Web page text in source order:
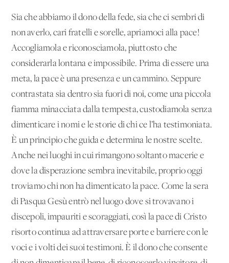
Sia che abbiamo il dono della fede, sia che ci sembri di
non averlo, cari fratelli e sorelle, apriamoci alla pace!
Accogliamola e riconosciamola, piuttosto che
considerarla lontana e impossibile. Prima di essere una
meta, la pace è una presenza e un cammino. Seppure
contrastata sia dentro sia fuori di noi, come una piccola
fiamma minacciata dalla tempesta, custodiamola senza
dimenticare i nomi e le storie di chi ce l’ha testimoniata.
È un principio che guida e determina le nostre scelte.
Anche nei luoghi in cui rimangono soltanto macerie e
dove la disperazione sembra inevitabile, proprio oggi
troviamo chi non ha dimenticato la pace. Come la sera
di Pasqua Gesù entrò nel luogo dove si trovavano i
discepoli, impauriti e scoraggiati, così la pace di Cristo
risorto continua ad attraversare porte e barriere con le
voci e i volti dei suoi testimoni. È il dono che consente